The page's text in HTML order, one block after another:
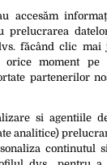
accesăm
făcând clic
moment pe
partenerilor
si agentiile
analitice)
continutul